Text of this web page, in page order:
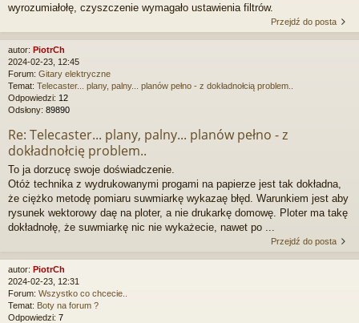
wyrozumiałołę, czyszczenie wymagało ustawienia filtrów.
Przejdź do posta
autor: PiotrCh
2024-02-23, 12:45
Forum: Gitary elektryczne
Temat: Telecaster... plany, palny... planów pełno - z dokładnołcią problem..
Odpowiedzi: 12
Odsłony: 89890
Re: Telecaster... plany, palny... planów pełno - z
dokładnołcię problem..
To ja dorzucę swoje doświadczenie.
Otóż technika z wydrukowanymi progami na papierze jest tak dokładna,
że ciężko metodę pomiaru suwmiarkę wykazaę błęd. Warunkiem jest aby
rysunek wektorowy daę na ploter, a nie drukarkę domowę. Ploter ma takę
dokładnołę, że suwmiarkę nic nie wykażecie, nawet po ...
Przejdź do posta
autor: PiotrCh
2024-02-23, 12:31
Forum: Wszystko co chcecie..
Temat: Boty na forum ?
Odpowiedzi: 7